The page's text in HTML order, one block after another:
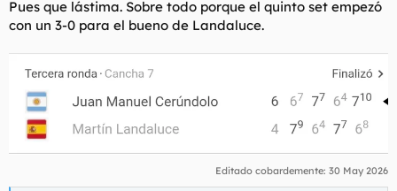
:
Pues que lástima. Sobre todo porque el quinto set empezó
con un 3-0 para el bueno de Landaluce.
Editado cobardemente: 30 May 2026